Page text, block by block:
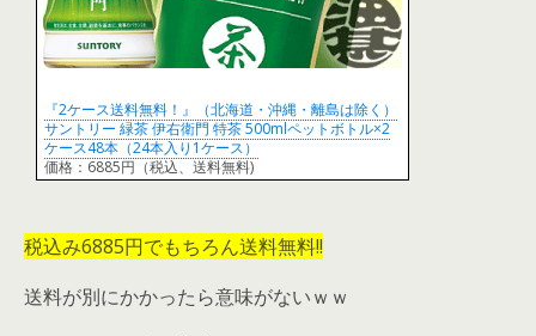
『2ケース送料無料！』（北海道・沖縄・離島は除く）
サントリー 緑茶 伊右衛門 特茶 500mlペットボトル×2
ケース48本（24本入り1ケース）
価格：6885円（税込、送料無料)
税込み6885円でもちろん送料無料!!
送料が別にかかったら意味がないｗｗ